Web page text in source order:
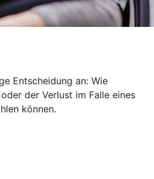
Entscheidung an: Wie
der Verlust im Falle eines
können.